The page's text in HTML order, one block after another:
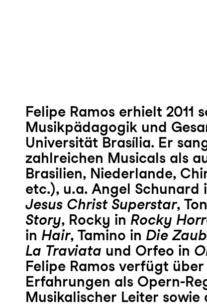
Felipe Ramos erhielt 2011
Musikpädagogik und
Universität Brasília. Er
zahlreichen Musicals als
Brasilien, Niederlande,
etc.), u.a. Angel Schunard
Jesus Christ Superstar,
Story, Rocky in Rocky
in Hair, Tamino in Die
La Traviata und Orfeo in
Felipe Ramos verfügt
Erfahrungen als Opern-
Musikalischer Leiter sowie